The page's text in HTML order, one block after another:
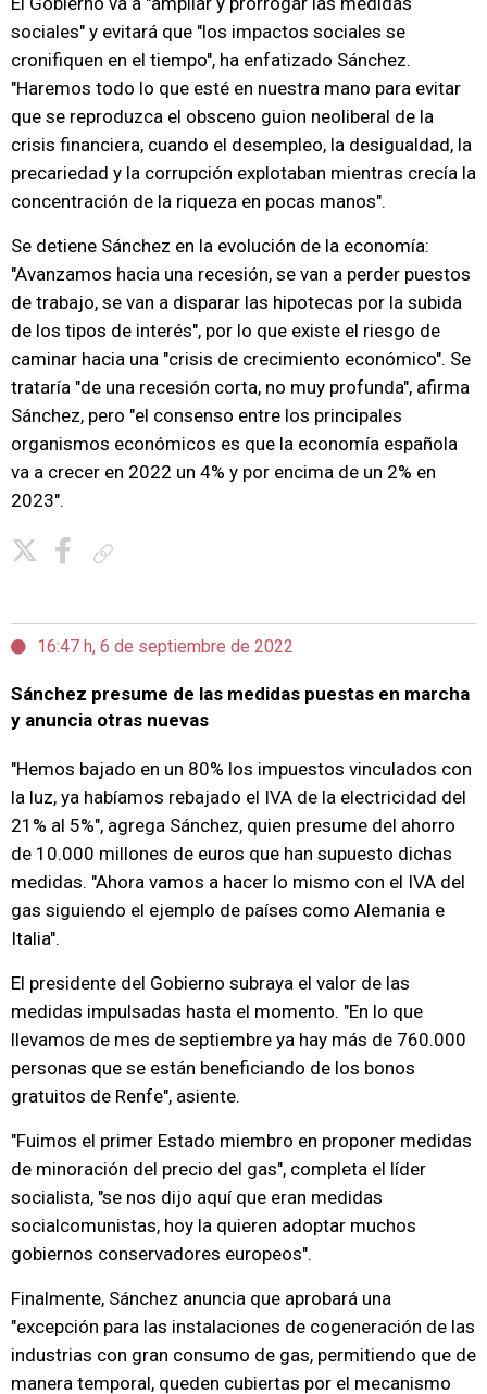
sociales" y evitará que "los impactos sociales se
cronifiquen en el tiempo", ha enfatizado Sánchez.
"Haremos todo lo que esté en nuestra mano para evitar
que se reproduzca el obsceno guion neoliberal de la
crisis financiera, cuando el desempleo, la desigualdad, la
precariedad y la corrupción explotaban mientras crecía la
concentración de la riqueza en pocas manos".
Se detiene Sánchez en la evolución de la economía:
"Avanzamos hacia una recesión, se van a perder puestos
de trabajo, se van a disparar las hipotecas por la subida
de los tipos de interés", por lo que existe el riesgo de
caminar hacia una "crisis de crecimiento económico". Se
trataría "de una recesión corta, no muy profunda", afirma
Sánchez, pero "el consenso entre los principales
organismos económicos es que la economía española
va a crecer en 2022 un 4% y por encima de un 2% en
2023".
16:47 h, 6 de septiembre de 2022
Sánchez presume de las medidas puestas en marcha
y anuncia otras nuevas
"Hemos bajado en un 80% los impuestos vinculados con
la luz, ya habíamos rebajado el IVA de la electricidad del
21% al 5%", agrega Sánchez, quien presume del ahorro
de 10.000 millones de euros que han supuesto dichas
medidas. "Ahora vamos a hacer lo mismo con el IVA del
gas siguiendo el ejemplo de países como Alemania e
Italia".
El presidente del Gobierno subraya el valor de las
medidas impulsadas hasta el momento. "En lo que
llevamos de mes de septiembre ya hay más de 760.000
personas que se están beneficiando de los bonos
gratuitos de Renfe", asiente.
"Fuimos el primer Estado miembro en proponer medidas
de minoración del precio del gas", completa el líder
socialista, "se nos dijo aquí que eran medidas
socialcomunistas, hoy la quieren adoptar muchos
gobiernos conservadores europeos".
Finalmente, Sánchez anuncia que aprobará una
"excepción para las instalaciones de cogeneración de las
industrias con gran consumo de gas, permitiendo que de
manera temporal, queden cubiertas por el mecanismo